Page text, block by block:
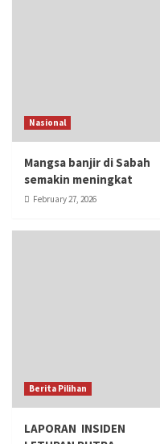
Nasional
Mangsa banjir di Sabah
semakin meningkat
February 27, 2026
Berita Pilihan
LAPORAN INSIDEN